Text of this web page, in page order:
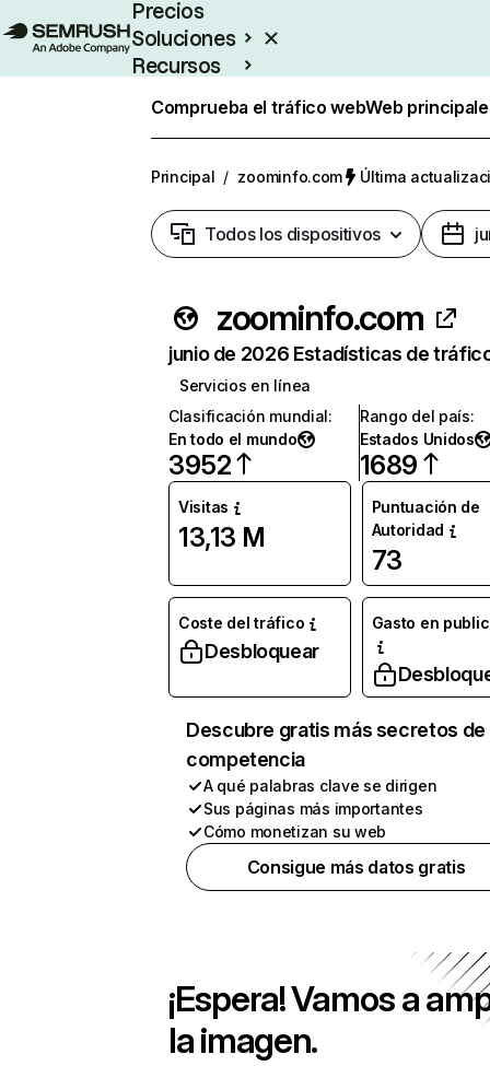
Precios
Soluciones
Recursos
Comprueba el tráfico webWeb
Principal / zoominfo.com Última
Todos los dispositivos
zoominfo.com
junio de 2026 Estadísticas de
Servicios en línea
Clasificación mundial:
En todo el mundo
3952
Rango del país:
Estados Unidos
1689
Visitas
13,13 M
Puntuación de
Autoridad
73
Coste del tráfico
Desbloquear
Gasto en
Descubre gratis más secretos de
competencia
A qué palabras clave se dirigen
Sus páginas más importantes
Cómo monetizan su web
Consigue más datos gratis
¡Espera! Vamos a
la imagen.